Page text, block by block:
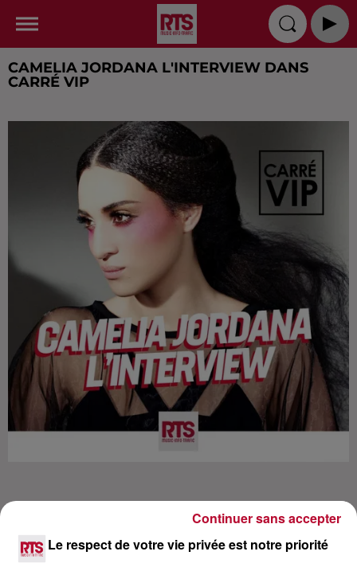
CAMELIA JORDANA L'INTERVIEW DANS
CARRÉ VIP
Lecture (38 min 10 sec)
Le respect de votre vie privée est notre priorité
Continuer sans accepter